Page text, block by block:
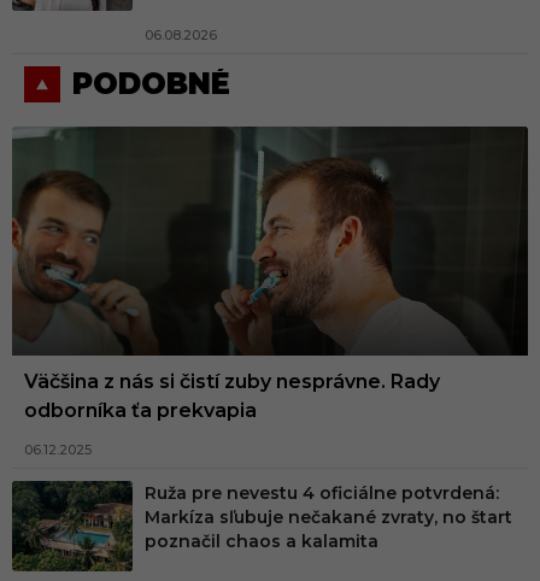
06.08.2026
PODOBNÉ
Väčšina z nás si čistí zuby nesprávne. Rady
odborníka ťa prekvapia
06.12.2025
Ruža pre nevestu 4 oficiálne potvrdená:
Markíza sľubuje nečakané zvraty, no štart
poznačil chaos a kalamita